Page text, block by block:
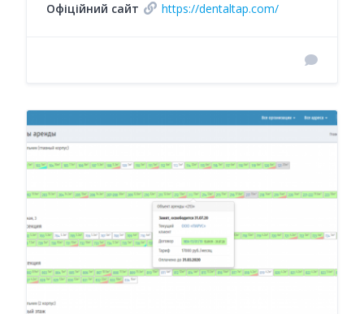
Офіційний сайт
https://dentaltap.com/